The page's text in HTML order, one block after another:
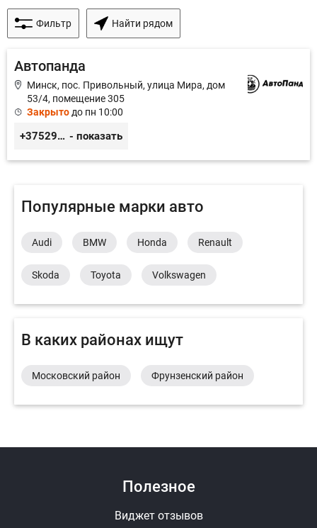
Фильтр Найти рядом
Автопанда
Минск, пос. Привольный, улица Мира, дом
53/4, помещение 305
Закрыто до пн 10:00
+375296605852 - показать
Популярные марки авто
Audi BMW Honda Renault
Skoda Toyota Volkswagen
В каких районах ищут
Московский район Фрунзенский район
Полезное
Виджет отзывов